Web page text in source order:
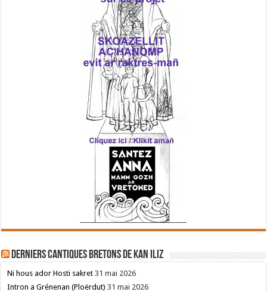
Derniers cantiques bretons de Kan Iliz
Ni hous ador Hosti sakret 31 mai 2026
Intron a Grénenan (Ploërdut) 31 mai 2026